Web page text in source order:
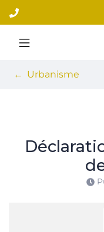
Aller
au
contenu
Urbanisme